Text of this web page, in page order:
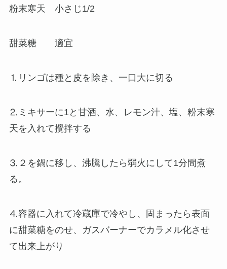
粉末寒天 小さじ1/2
甜菜糖 適宜
⒈リンゴは種と皮を除き、一口大に切る
⒉ミキサーに1と甘酒、水、レモン汁、塩、粉末寒
天を入れて攪拌する
⒊２を鍋に移し、沸騰したら弱火にして1分間煮
る。
⒋容器に入れて冷蔵庫で冷やし、固まったら表面
に甜菜糖をのせ、ガスバーナーでカラメル化させ
て出来上がり